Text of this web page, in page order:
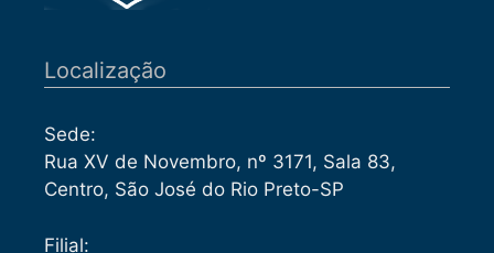
Localização
Sede:
Rua XV de Novembro, nº 3171, Sala 83,
Centro, São José do Rio Preto-SP
Filial: